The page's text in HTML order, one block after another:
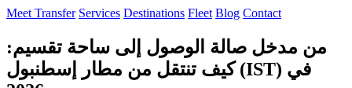
Meet Transfer Services Destinations Fleet Blog Contact
من مدخل صالة الوصول إلى ساحة تقسيم:
كيف تنتقل من مطار إسطنبول (IST) في